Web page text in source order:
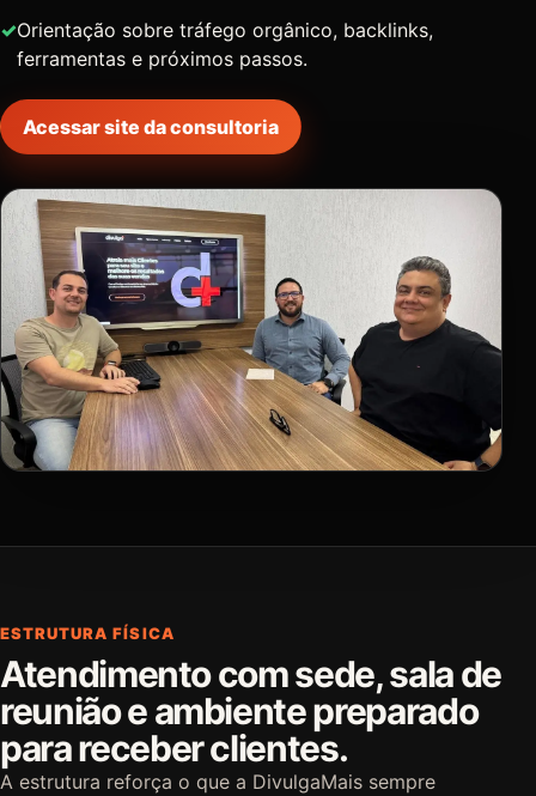
Orientação sobre tráfego orgânico, backlinks,
ferramentas e próximos passos.
Acessar site da consultoria
ESTRUTURA FÍSICA
Atendimento com sede, sala de
reunião e ambiente preparado
para receber clientes.
A estrutura reforça o que a DivulgaMais sempre